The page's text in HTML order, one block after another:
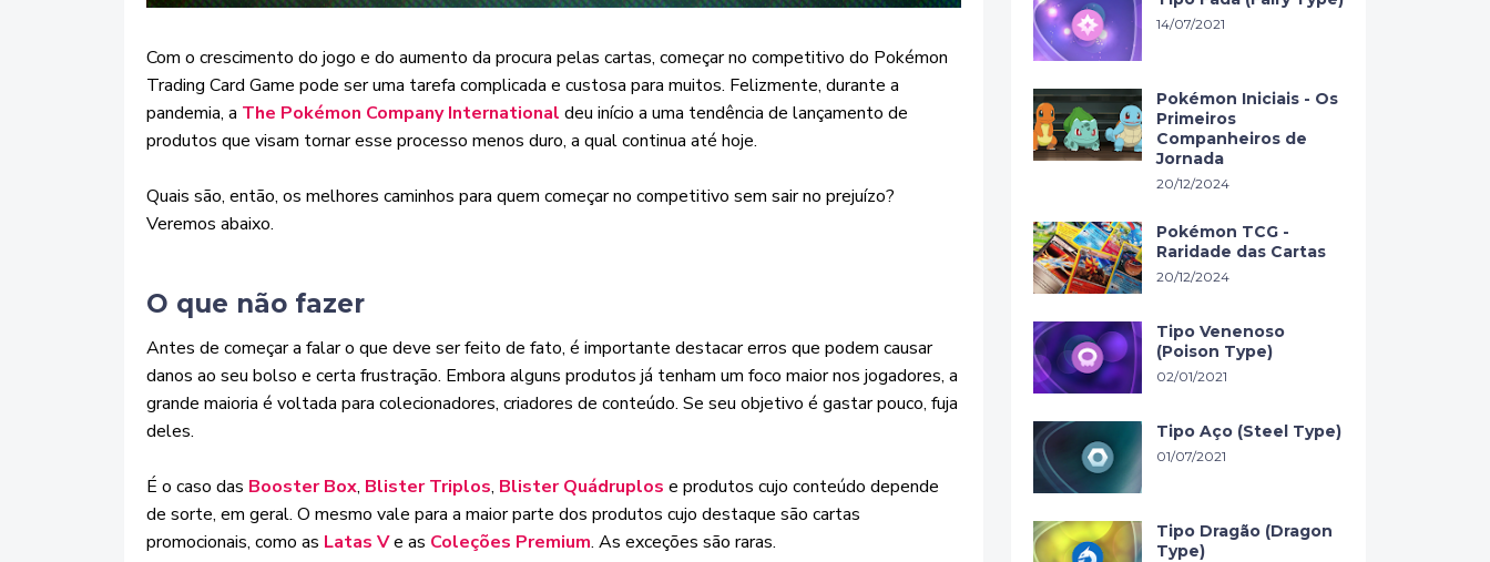
Com o crescimento do jogo e do aumento da procura pelas cartas, começar no competitivo do Pokémon
Trading Card Game pode ser uma tarefa complicada e custosa para muitos. Felizmente, durante a
pandemia, a The Pokémon Company International deu início a uma tendência de lançamento de
produtos que visam tornar esse processo menos duro, a qual continua até hoje.
Quais são, então, os melhores caminhos para quem começar no competitivo sem sair no prejuízo?
Veremos abaixo.
O que não fazer
Antes de começar a falar o que deve ser feito de fato, é importante destacar erros que podem causar
danos ao seu bolso e certa frustração. Embora alguns produtos já tenham um foco maior nos jogadores, a
grande maioria é voltada para colecionadores, criadores de conteúdo. Se seu objetivo é gastar pouco, fuja
deles.
É o caso das Booster Box, Blister Triplos, Blister Quádruplos e produtos cujo conteúdo depende
de sorte, em geral. O mesmo vale para a maior parte dos produtos cujo destaque são cartas
promocionais, como as Latas Ve as Coleções Premium. As exceções são raras.
14/07/2021
Pokémon Iniciais - Os
Primeiros
Companheiros de
Jornada
20/12/2024
Pokémon TCG -
Raridade das Cartas
20/12/2024
Tipo Venenoso
(Poison Type)
02/01/2021
Tipo Aço (Steel Type)
01/07/2021
Tipo Dragão (Dragon
Type)